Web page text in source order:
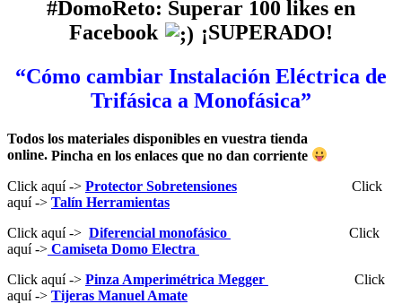
#DomoReto: Superar 100 likes en
Facebook
¡SUPERADO!
“Cómo cambiar Instalación Eléctrica de
Trifásica a Monofásica”
Todos los materiales disponibles en vuestra tienda
online. Pincha en los enlaces que no dan corriente
Click aquí -> Protector Sobretensiones
Click
aquí -> Talín Herramientas
Click aquí -> Diferencial monofásico
Click
aquí -> Camiseta Domo Electra
Click aquí -> Pinza Amperimétrica Megger
Click
aquí -> Tijeras Manuel Amate